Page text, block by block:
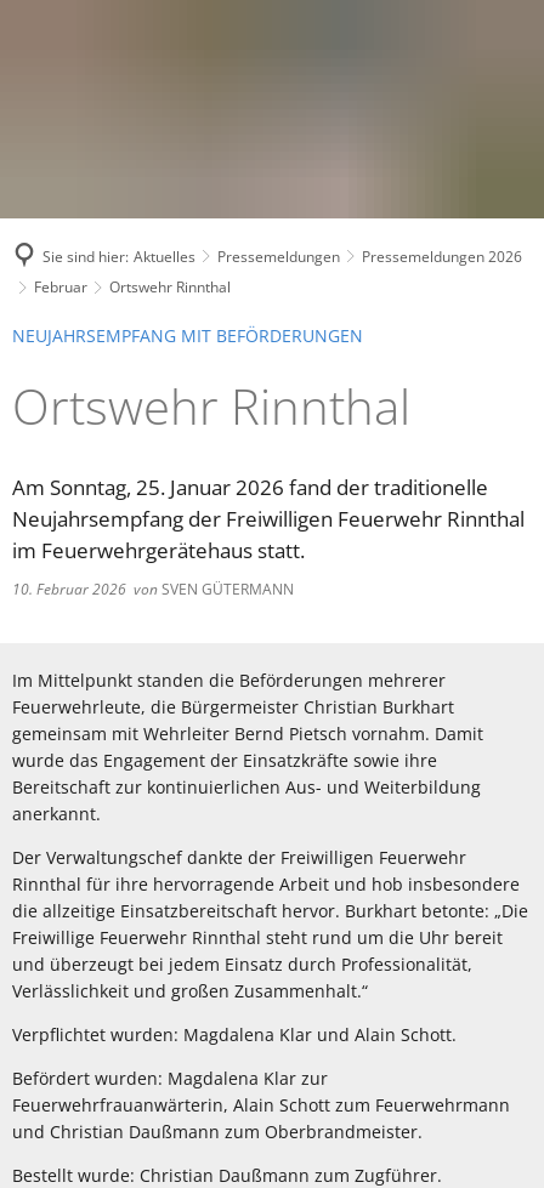
Sie sind hier: Aktuelles Pressemeldungen
Pressemeldungen 2026
Februar
Ortswehr Rinnthal
NEUJAHRSEMPFANG MIT BEFÖRDERUNGEN
Ortswehr Rinnthal
Am Sonntag, 25. Januar 2026 fand der traditionelle
Neujahrsempfang der Freiwilligen Feuerwehr Rinnthal
im Feuerwehrgerätehaus statt.
10. Februar 2026 vonSVEN GÜTERMANN
Im Mittelpunkt standen die Beförderungen mehrerer
Feuerwehrleute, die Bürgermeister Christian Burkhart
gemeinsam mit Wehrleiter Bernd Pietsch vornahm. Damit
wurde das Engagement der Einsatzkräfte sowie ihre
Bereitschaft zur kontinuierlichen Aus- und Weiterbildung
anerkannt.
Der Verwaltungschef dankte der Freiwilligen Feuerwehr
Rinnthal für ihre hervorragende Arbeit und hob insbesondere
die allzeitige Einsatzbereitschaft hervor. Burkhart betonte: „Die
Freiwillige Feuerwehr Rinnthal steht rund um die Uhr bereit
und überzeugt bei jedem Einsatz durch Professionalität,
Verlässlichkeit und großen Zusammenhalt.“
Verpflichtet wurden: Magdalena Klar und Alain Schott.
Befördert wurden: Magdalena Klar zur
Feuerwehrfrauanwärterin, Alain Schott zum Feuerwehrmann
und Christian Daußmann zum Oberbrandmeister.
Bestellt wurde: Christian Daußmann zum Zugführer.